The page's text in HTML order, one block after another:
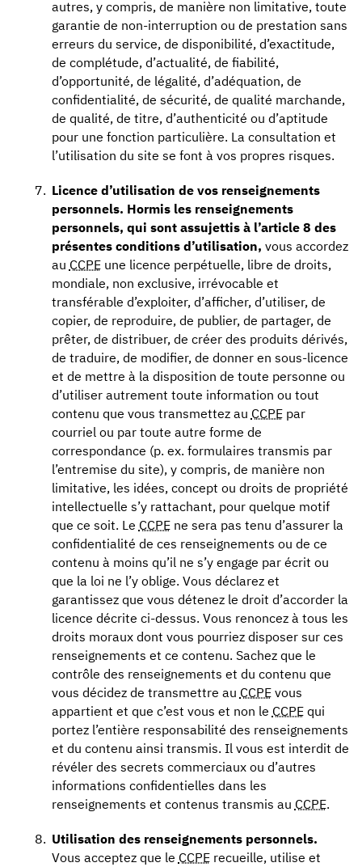
autres, y compris, de manière non limitative, toute
garantie de non-interruption ou de prestation sans
erreurs du service, de disponibilité, d’exactitude,
de complétude, d’actualité, de fiabilité,
d’opportunité, de légalité, d’adéquation, de
confidentialité, de sécurité, de qualité marchande,
de qualité, de titre, d’authenticité ou d’aptitude
pour une fonction particulière. La consultation et
l’utilisation du site se font à vos propres risques.
Licence d’utilisation de vos renseignements
personnels. Hormis les renseignements
personnels, qui sont assujettis à l’article 8 des
présentes conditions d’utilisation, vous accordez
au CCPEune licence perpétuelle, libre de droits,
mondiale, non exclusive, irrévocable et
transférable d’exploiter, d’afficher, d’utiliser, de
copier, de reproduire, de publier, de partager, de
prêter, de distribuer, de créer des produits dérivés,
de traduire, de modifier, de donner en sous-licence
et de mettre à la disposition de toute personne ou
d’utiliser autrement toute information ou tout
contenu que vous transmettez au CCPEpar
courriel ou par toute autre forme de
correspondance (p. ex. formulaires transmis par
l’entremise du site), y compris, de manière non
limitative, les idées, concept ou droits de propriété
intellectuelle s’y rattachant, pour quelque motif
que ce soit. Le CCPEne sera pas tenu d’assurer la
confidentialité de ces renseignements ou de ce
contenu à moins qu’il ne s’y engage par écrit ou
que la loi ne l’y oblige. Vous déclarez et
garantissez que vous détenez le droit d’accorder la
licence décrite ci-dessus. Vous renoncez à tous les
droits moraux dont vous pourriez disposer sur ces
renseignements et ce contenu. Sachez que le
contrôle des renseignements et du contenu que
vous décidez de transmettre au CCPEvous
appartient et que c’est vous et non le CCPEqui
portez l’entière responsabilité des renseignements
et du contenu ainsi transmis. Il vous est interdit de
révéler des secrets commerciaux ou d’autres
informations confidentielles dans les
renseignements et contenus transmis au CCPE.
Utilisation des renseignements personnels.
Vous acceptez que le CCPErecueille, utilise et